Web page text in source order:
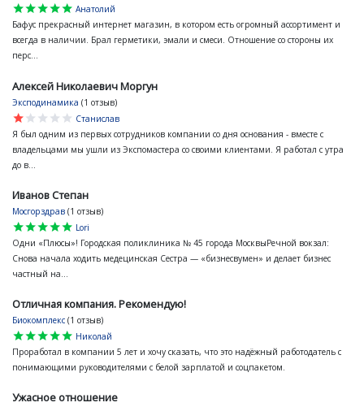
star
star
star
star
star
Анатолий
Бафус прекрасный интернет магазин, в котором есть огромный ассортимент и
всегда в наличии. Брал герметики, эмали и смеси. Отношение со стороны их
перс...
Алексей Николаевич Моргун
Эксподинамика (1 отзыв)
star
star
star
star
star
Станислав
Я был одним из первых сотрудников компании со дня основания - вместе с
владельцами мы ушли из Экспомастера со своими клиентами. Я работал с утра
до в...
Иванов Степан
Мосгорздрав (1 отзыв)
star
star
star
star
star
Lori
Одни «Плюсы»! Городская поликлиника № 45 города МосквыРечной вокзал:
Снова начала ходить медецинская Сестра — «бизнесвумен» и делает бизнес
частный на...
Отличная компания. Рекомендую!
Биокомплекс (1 отзыв)
star
star
star
star
star
Николай
Проработал в компании 5 лет и хочу сказать, что это надёжный работодатель с
понимающими руководителями с белой зарплатой и соцпакетом.
Ужасное отношение